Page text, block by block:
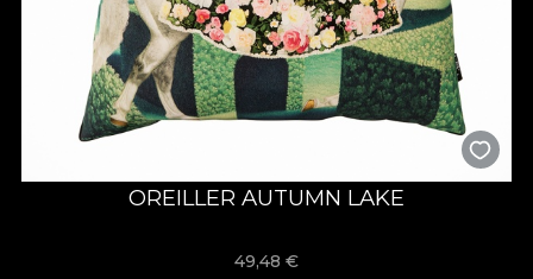
OREILLER AUTUMN LAKE
49,48 €